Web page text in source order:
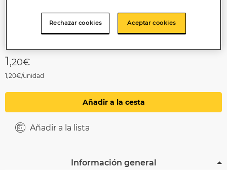
1,20€
1,20€/unidad
Añadir a la cesta
Añadir a la lista
Información general
Rechazar cookies Aceptar cookies